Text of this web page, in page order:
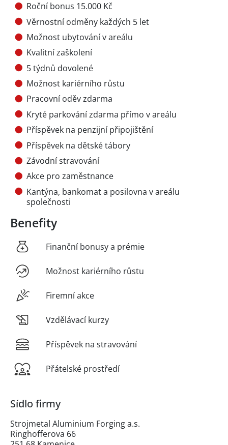
Roční bonus 15.000 Kč
Věrnostní odměny každých 5 let
Možnost ubytování v areálu
Kvalitní zaškolení
5 týdnů dovolené
Možnost kariérního růstu
Pracovní oděv zdarma
Kryté parkování zdarma přímo v areálu
Příspěvek na penzijní připojištění
Příspěvek na dětské tábory
Závodní stravování
Akce pro zaměstnance
Kantýna, bankomat a posilovna v areálu
společnosti
Benefity
Finanční bonusy a prémie
Možnost kariérního růstu
Firemní akce
Vzdělávací kurzy
Příspěvek na stravování
Přátelské prostředí
Sídlo firmy
Strojmetal Aluminium Forging a.s.
Ringhofferova 66